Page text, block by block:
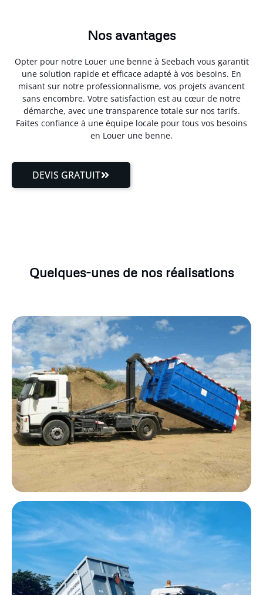
Nos avantages
Opter pour notre Louer une benne à Seebach vous garantit
une solution rapide et efficace adapté à vos besoins. En
misant sur notre professionnalisme, vos projets avancent
sans encombre. Votre satisfaction est au cœur de notre
démarche, avec une transparence totale sur nos tarifs.
Faites confiance à une équipe locale pour tous vos besoins
en Louer une benne.
DEVIS GRATUIT
Quelques-unes de nos réalisations